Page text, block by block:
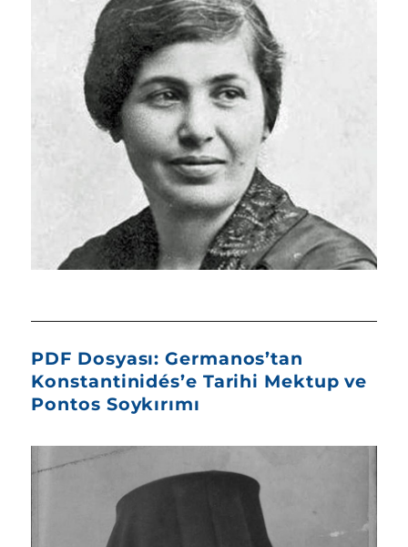
PDF Dosyası: Germanos’tan
Konstantinidés’e Tarihi Mektup ve
Pontos Soykırımı